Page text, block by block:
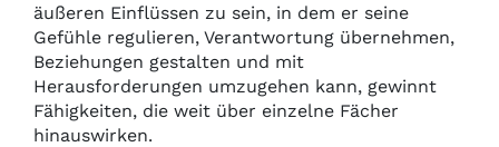
äußeren Einflüssen zu sein, in dem er seine
Gefühle regulieren, Verantwortung übernehmen,
Beziehungen gestalten und mit
Herausforderungen umzugehen kann, gewinnt
Fähigkeiten, die weit über einzelne Fächer
hinauswirken.